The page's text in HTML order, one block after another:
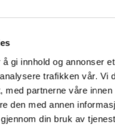
gi innhold og annonser
trafikken vår. Vi
med partnerne våre
den med annen
din bruk av